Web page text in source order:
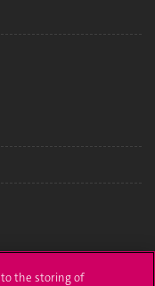
to the storing of